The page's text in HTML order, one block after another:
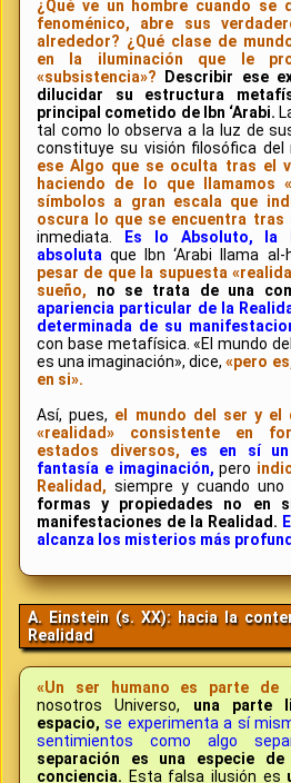
¿Qué ve un hombre cuando se
fenoménico, abre sus
alrededor? ¿Qué clase de
en la iluminación que le
«subsistencia»?
Describir ese
dilucidar su estructura
principal cometido de Ibn ‘Arabi.
tal como lo observa a la luz de
constituye su visión filosófica del
ese Algo que se oculta tras el
haciendo de lo que llamamos
símbolos a gran escala que
oscura lo que se encuentra tras
inmediata.
Es lo Absoluto, la
absoluta que Ibn ‘Arabi llama
pesar de que la supuesta
sueño,
no se trata de una
apariencia particular de la
determinada de su
con base metafísica. «El mundo
es una imaginación», dice,«pero
en si».
Así, pues, el mundo del ser y el
«realidad» consistente en
estados diversos,
es en sí
fantasía e imaginación, pero
Realidad, siempre y cuando uno
formas y propiedades no en
manifestaciones de la Realidad.
alcanza los misterios más
A. Einstein (s. XX): hacia la
Realidad
«Un ser humano es parte de
nosotros Universo, una parte
espacio, se experimenta a sí
sentimientos como algo
separación es una especie
conciencia. Esta falsa ilusión es